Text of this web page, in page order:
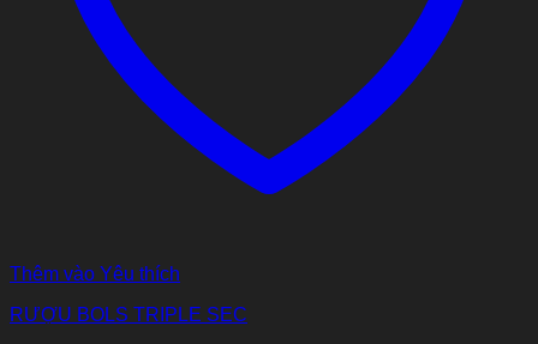
Thêm vào Yêu thích
RƯỢU BOLS TRIPLE SEC